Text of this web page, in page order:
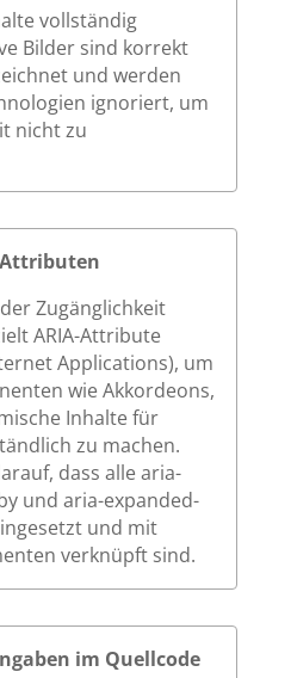
vollständig
Bilder sind korrekt
und werden
ignoriert, um
nicht zu
Attributen
Zugänglichkeit
ARIA-Attribute
Applications), um
wie Akkordeons,
Inhalte für
zu machen.
dass alle aria-
und aria-expanded-
und mit
verknüpft sind.
im Quellcode